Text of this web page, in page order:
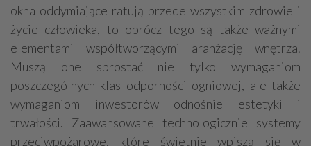
Kable, przewody
Odkurzacze centralne
okna oddymiające ratują przede wszystkim zdrowie i
życie człowieka, to oprócz tego są także ważnymi
elementami współtworzącymi aranżację wnętrza.
Muszą one sprostać nie tylko wymaganiom
poszczególnych klas odporności ogniowej, ale także
wymaganiom inwestorów odnośnie estetyki i
trwałości. Zaawansowane technologicznie systemy
przeciwpożarowe, które świetnie wpiszą się w